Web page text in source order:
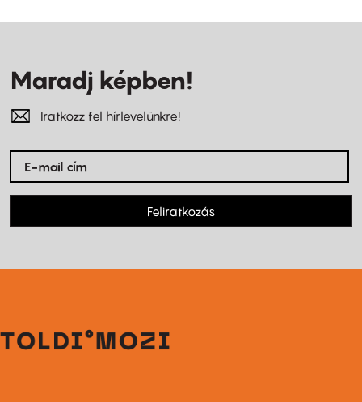
Maradj képben!
Iratkozz fel hírlevelünkre!
Feliratkozás